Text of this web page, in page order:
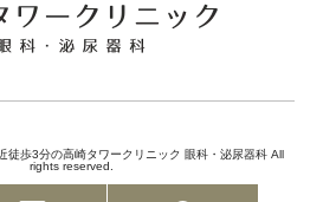
徒歩3分の高崎タワークリニック 眼科・泌尿器科 All
rights reserved.